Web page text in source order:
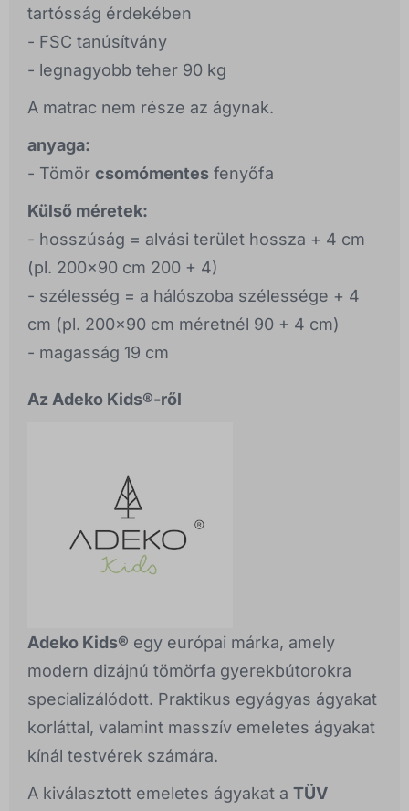
tartósság érdekében
- FSC tanúsítvány
- legnagyobb teher 90 kg
A matrac nem része az ágynak.
anyaga:
- Tömör csomómentes fenyőfa
Külső méretek:
- hosszúság = alvási terület hossza + 4 cm
(pl. 200x90 cm 200 + 4)
- szélesség = a hálószoba szélessége + 4
cm (pl. 200x90 cm méretnél 90 + 4 cm)
- magasság 19 cm
Az Adeko Kids®-ről
Adeko Kids® egy európai márka, amely
modern dizájnú tömörfa gyerekbútorokra
specializálódott. Praktikus egyágyas ágyakat
korláttal, valamint masszív emeletes ágyakat
kínál testvérek számára.
A kiválasztott emeletes ágyakat a TÜV